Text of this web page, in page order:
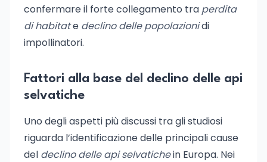
confermare il forte collegamento tra perdita
di habitate declino delle popolazionidi
impollinatori.
Fattori alla base del declino delle api
selvatiche
Uno degli aspetti più discussi tra gli studiosi
riguarda l’identificazione delle principali cause
del declino delle api selvatichein Europa. Nei